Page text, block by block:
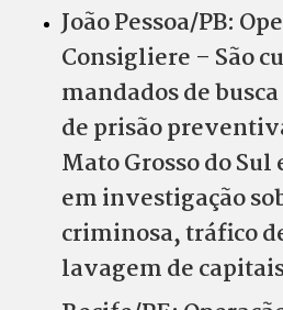
João Pessoa/PB:
Consigliere – São
mandados de
de prisão
Mato Grosso do Sul
em investigação
criminosa, tráfico
lavagem de